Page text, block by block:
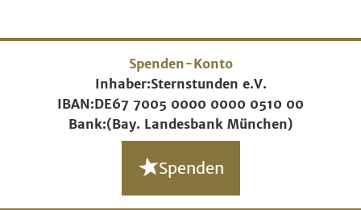
Spenden-Konto
Inhaber:Sternstunden e.V.
IBAN:DE67 7005 0000 0000 0510 00
Bank:(Bay. Landesbank München)
Spenden